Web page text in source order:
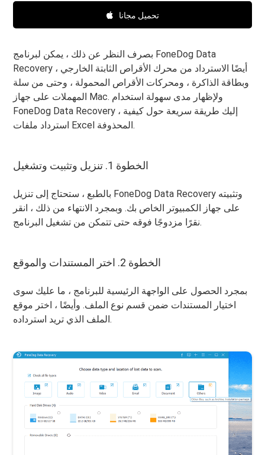
تحميل مجانا
بصرف النظر عن ذلك ، يمكن لبرنامج FoneDog Data
Recovery أيضًا الاسترداد من محرك الأقراص الثابتة الخارجي ،
وبطاقة الذاكرة ، ومحركات الأقراص المحمولة ، وحتى من سلة
المهملات على جهاز Mac. ولإظهار مدى سهولة استخدام
FoneDog Data Recovery ، إليك طريقة سريعة حول كيفية
استرداد ملفات Excel المحذوفة.
الخطوة 1. تنزيل وتثبيت وتشغيل
بالطبع ، ستحتاج إلى تنزيل FoneDog Data Recovery وتثبيته
على جهاز الكمبيوتر الخاص بك. وبمجرد الانتهاء من ذلك ، انقر
نقرًا مزدوجًا فوقه حتى تتمكن من تشغيل البرنامج.
الخطوة 2. اختر المستندات والموقع
بمجرد الحصول على الواجهة الرئيسية للبرنامج ، ما عليك سوى
اختيار المستندات ضمن قسم نوع الملف. وأيضًا ، اختر موقع
الملف الذي تريد استرداده.